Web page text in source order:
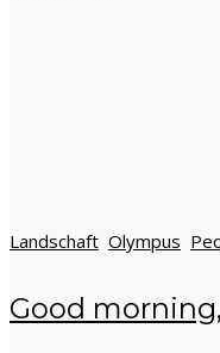
Landschaft Olympus
Good